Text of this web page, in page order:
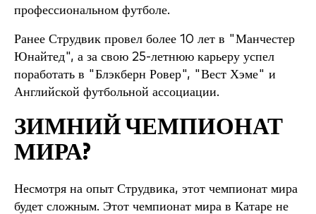
профессиональном футболе.
Ранее Струдвик провел более 10 лет в "Манчестер
Юнайтед", а за свою 25-летнюю карьеру успел
поработать в "Блэкберн Ровер", "Вест Хэме" и
Английской футбольной ассоциации.
ЗИМНИЙ ЧЕМПИОНАТ
МИРА?
Несмотря на опыт Струдвика, этот чемпионат мира
будет сложным. Этот чемпионат мира в Катаре не